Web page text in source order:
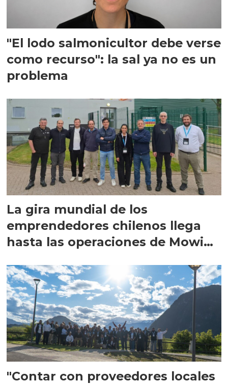
"El lodo salmonicultor debe verse
como recurso": la sal ya no es un
problema
La gira mundial de los
emprendedores chilenos llega
hasta las operaciones de Mowi
"Contar con proveedores locales